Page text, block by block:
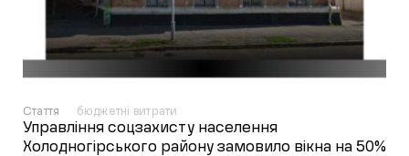
Стаття бюджетні витрати
Управління соцзахисту населення
Холодногірського району замовило вікна на 50%